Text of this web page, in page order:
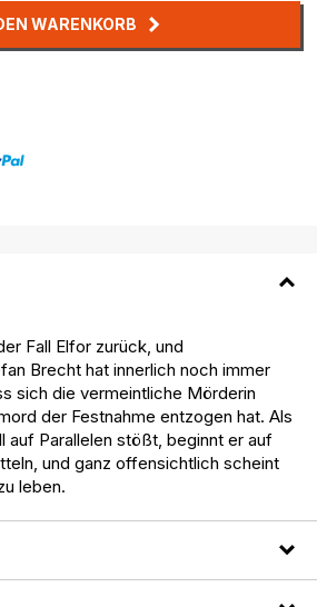
WARENKORB
Fall Elfor zurück, und
Brecht hat innerlich noch immer
sich die vermeintliche Mörderin
der Festnahme entzogen hat. Als
auf Parallelen stößt, beginnt er auf
und ganz offensichtlich scheint
leben.